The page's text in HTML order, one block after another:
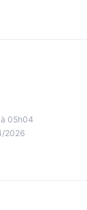
05h04
2026